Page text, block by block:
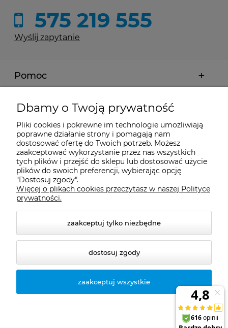
575 219 555
Wyślij zapytanie
Pomoc
Moje konto
Płatności i dostawa
Informacje
O nas
© 2026 naturazdrowie.pl. Wszelkie prawa zastrzeżone.
Sklep internetowy
Dbamy o Twoją prywatność
Pliki cookies i pokrewne im technologie umożliwiają
poprawne działanie strony i pomagają nam
dostosować ofertę do Twoich potrzeb. Możesz
zaakceptować wykorzystanie przez nas wszystkich
tych plików i przejść do sklepu lub dostosować użycie
plików do swoich preferencji, wybierając opcję
"Dostosuj zgody".
Więcej o plikach cookies przeczytasz w naszej Polityce
prywatności.
zaakceptuj tylko niezbędne
dostosuj zgody
zaakceptuj wszystkie